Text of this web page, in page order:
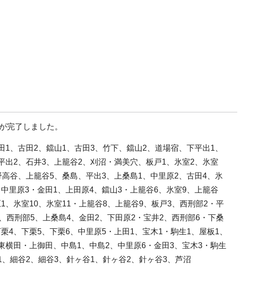
完了しました。
、古田2、鐺山1、古田3、竹下、鐺山2、道場宿、下平出1、
2、石井3、上籠谷2、刈沼・満美穴、板戸1、氷室2、氷室
谷、上籠谷5、桑島、平出3、上桑島1、中里原2、古田4、氷
里原3・金田1、上田原4、鐺山3・上籠谷6、氷室9、上籠谷
氷室10、氷室11・上籠谷8、上籠谷9、板戸3、西刑部2・平
刑部5、上桑島4、金田2、下田原2・宝井2、西刑部6・下桑
4、下栗5、下栗6、中里原5・上田1、宝木1・駒生1、屋板1、
田・上御田、中島1、中島2、中里原6・金田3、宝木3・駒生
細谷2、細谷3、針ヶ谷1、針ヶ谷2、針ヶ谷3、芦沼